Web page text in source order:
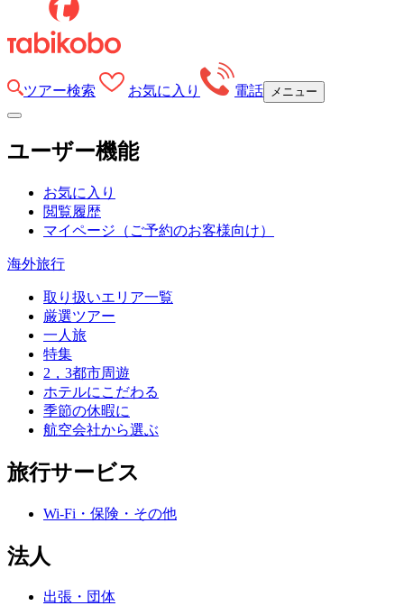
ツアー検索 お気に入り 電話 メニュー
ユーザー機能
お気に入り
閲覧履歴
マイページ （ご予約のお客様向け）
海外旅行
取り扱いエリア一覧
厳選ツアー
一人旅
特集
2，3都市周遊
ホテルにこだわる
季節の休暇に
航空会社から選ぶ
旅行サービス
Wi-Fi・保険・その他
法人
出張・団体